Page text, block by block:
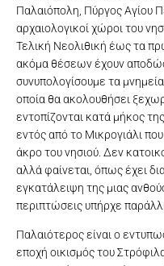
Παλαιόπολη, Πύργος Αγίου
αρχαιολογικοί χώροι του
Τελική Νεολιθική έως τα
ακόμα θέσεων έχουν
συνυπολογίσουμε τα
οποία θα ακολουθήσει
εντοπίζονται κατά μήκος
εντός από το Μικρογιάλι
άκρο του νησιού. Δεν
αλλά φαίνεται, όπως έχει
εγκατάλειψη της μιας
περιπτώσεις υπήρχε
Παλαιότερος είναι ο
εποχή οικισμός του